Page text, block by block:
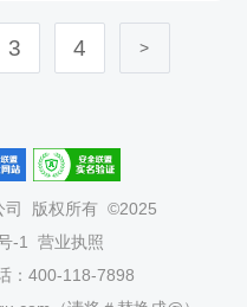
3 4 >
版权所有 ©2025
-1
营业执照
：400-118-7898